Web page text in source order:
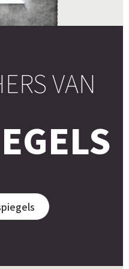
VAN